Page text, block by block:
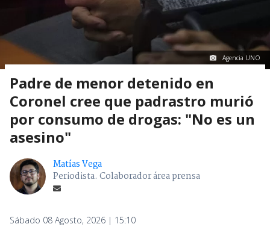
Agencia UNO
Padre de menor detenido en
Coronel cree que padrastro murió
por consumo de drogas: "No es un
asesino"
Matías Vega
Periodista. Colaborador área prensa
Sábado 08 Agosto, 2026 | 15:10